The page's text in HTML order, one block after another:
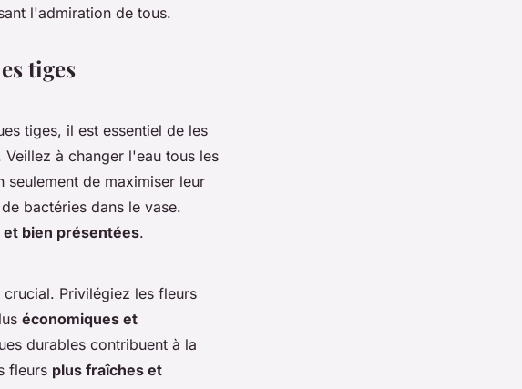
l'admiration de tous.
tiges
tiges, il est essentiel de les
à changer l'eau tous les
de maximiser leur
bactéries dans le vase.
bien présentées.
Privilégiez les fleurs
économiques et
durables contribuent à la
fleurs plus fraîches et